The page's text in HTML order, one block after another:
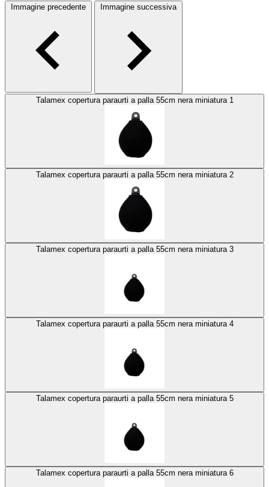
Immagine precedente Immagine successiva
Talamex copertura paraurti a palla 55cm nera miniatura 1
Talamex copertura paraurti a palla 55cm nera miniatura 2
Talamex copertura paraurti a palla 55cm nera miniatura 3
Talamex copertura paraurti a palla 55cm nera miniatura 4
Talamex copertura paraurti a palla 55cm nera miniatura 5
Talamex copertura paraurti a palla 55cm nera miniatura 6